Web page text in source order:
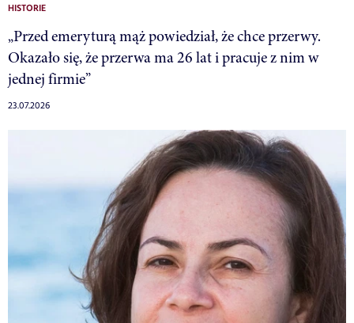
HISTORIE
„Przed emeryturą mąż powiedział, że chce przerwy.
Okazało się, że przerwa ma 26 lat i pracuje z nim w
jednej firmie”
23.07.2026